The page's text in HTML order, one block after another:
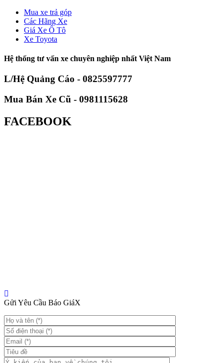
Mua xe trả góp
Các Hãng Xe
Giá Xe Ô Tô
Xe Toyota
Hệ thống tư vấn xe chuyên nghiệp nhất Việt Nam
L/Hệ Quảng Cáo - 0825597777
Mua Bán Xe Cũ - 0981115628
FACEBOOK
Gửi Yêu Cầu Báo GiáX